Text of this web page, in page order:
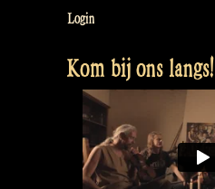
Login
Kom bij ons langs!